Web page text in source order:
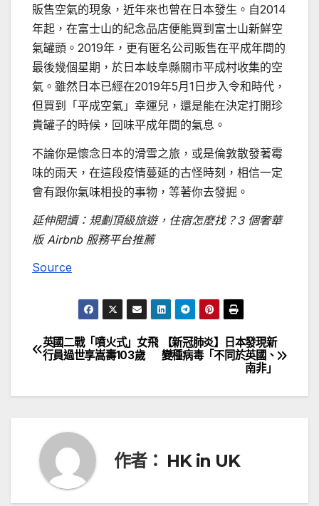
販售空氣的現象，近年來也曾在日本發生。自2014
年起，在富士山的紀念品店便能買到富士山新鮮空
氣罐頭。2019年，更有匿名公司販售在平成年間的
最後幾個星期，於日本岐阜縣關市平成村收集的空
氣。雖然日本已經在2019年5月1日步入令和時代，
但買到「平成空氣」幸運兒，還是能在決定打開珍
貴罐子的時候，回味平成年間的氣息。
不論你是懷念日本的滑雪之旅，或是倫敦散發著霉
味的雨天，在這段疫情蔓延的古怪時刻，相信一定
會有跟你氣味相投的事物，等著你去發掘。
延伸閱讀：規劃頂級旅遊，住宿怎麼找？3 個奢華
版 Airbnb 服務平台推薦
Source
文
覽
【新冠肺炎】日本發現新
變種病毒「不同於英國、
南非」
英國二戰「噴火式」女飛
行員過世享嵩壽103歲
作者： HK in UK